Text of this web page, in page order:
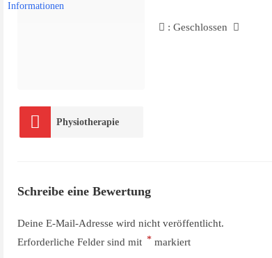
Informationen
:Geschlossen
Physiotherapie
Schreibe eine Bewertung
Deine E-Mail-Adresse wird nicht veröffentlicht.
Erforderliche Felder sind mit *markiert